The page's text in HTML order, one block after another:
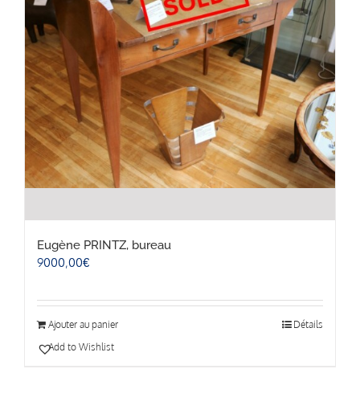
Eugène PRINTZ, bureau
9000,00€
Ajouter au panier
Détails
Add to Wishlist